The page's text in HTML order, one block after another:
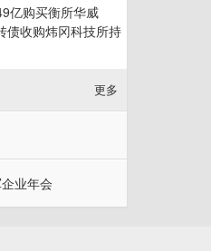
亿购买衡所华威
债收购炜冈科技所持
更多
业年会